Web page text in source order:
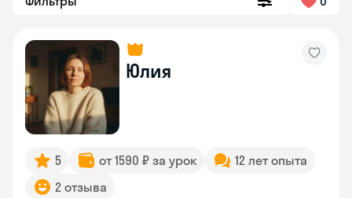
Юлия
5 от 1590 ₽ за урок
12 лет опыта
2 отзыва